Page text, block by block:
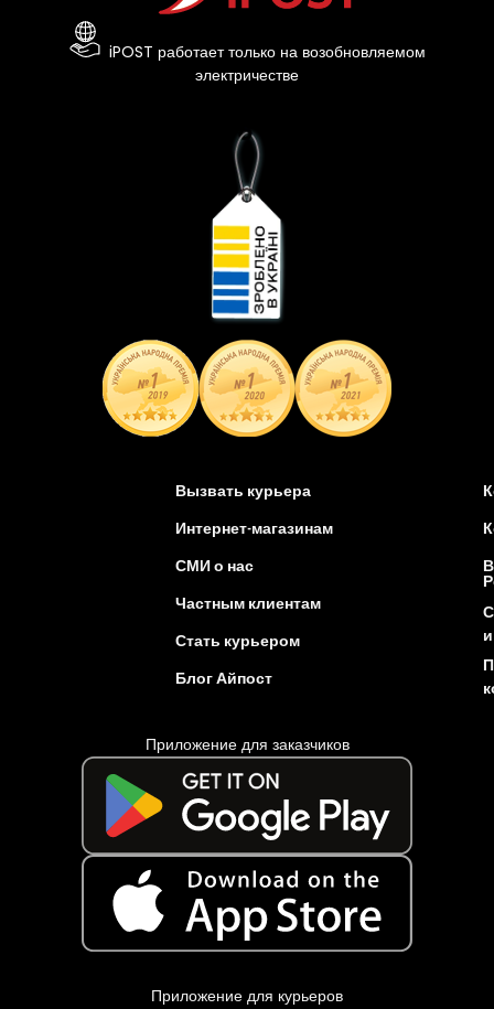
iPOST работает только на возобновляемом
электричестве
Вызвать курьера
Интернет-магазинам
СМИ о нас
Частным клиентам
Стать курьером
Блог Айпост
Приложение для заказчиков
Приложение для курьеров